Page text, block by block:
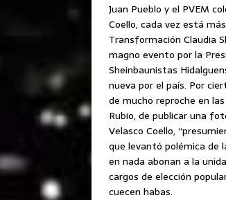
Juan Pueblo y el PVEM
Coello, cada vez está
Transformación Claudia
magno evento por la
Sheinbaunistas
nueva por el país. Por
de mucho reproche en
Rubio, de publicar una
Velasco Coello,
que levantó polémica de
en nada abonan a la
cargos de elección
cuecen habas.